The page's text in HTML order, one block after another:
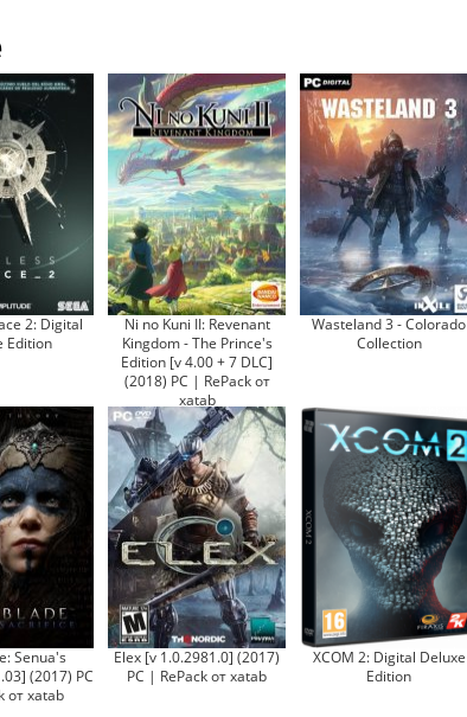
2: Digital
Edition
Ni no Kuni II: Revenant
Kingdom - The Prince's
Edition [v 4.00 + 7 DLC]
(2018) PC | RePack от
xatab
Wasteland 3 - Colorado
Collection
Senua's
(2017) PC
от xatab
Elex [v 1.0.2981.0] (2017)
PC | RePack от xatab
XCOM 2: Digital Deluxe
Edition